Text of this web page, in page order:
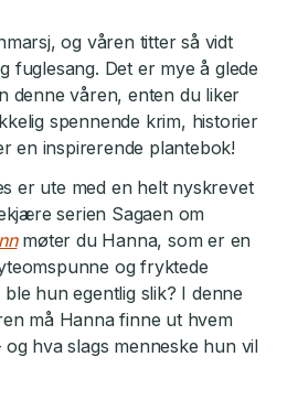
og våren titter så vidt
fuglesang. Det er mye å glede
denne våren, enten du liker
spennende krim, historier
en inspirerende plantebok!
er ute med en helt nyskrevet
serien Sagaen om
møter du Hanna, som er en
og fryktede
hun egentlig slik? I denne
må Hanna finne ut hvem
hva slags menneske hun vil